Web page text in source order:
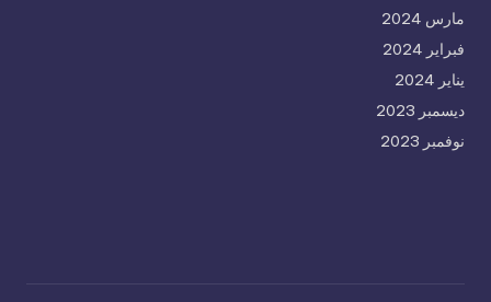
مارس 2024
فبراير 2024
يناير 2024
ديسمبر 2023
نوفمبر 2023